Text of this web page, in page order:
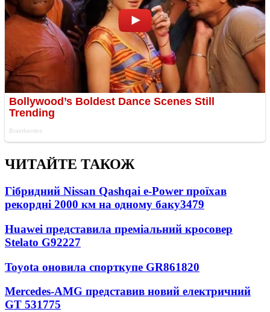
ЧИТАЙТЕ ТАКОЖ
Гібридний Nissan Qashqai e-Power проїхав
рекордні 2000 км на одному баку3479
Huawei представила преміальний кросовер
Stelato G92227
Toyota оновила спорткупе GR861820
Mercedes-AMG представив новий електричний
GT 531775